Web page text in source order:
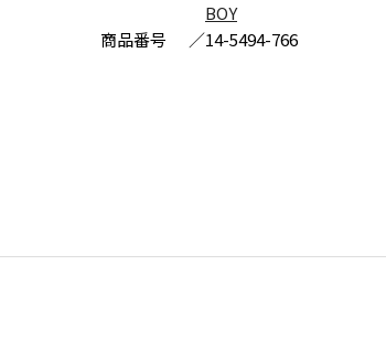
BOY
商品番号
／14-5494-766